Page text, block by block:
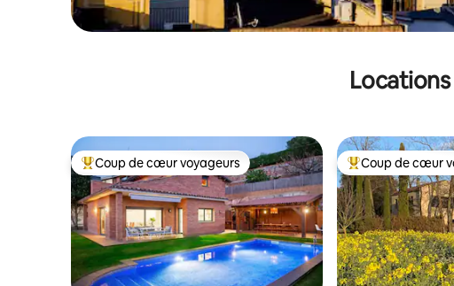
Coups de cœur voyageurs les plus appréciés
Coup de cœur voyageurs Coups de cœur
Coup de cœur